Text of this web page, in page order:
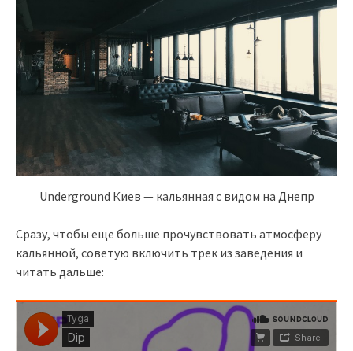
Underground Киев — кальянная с видом на Днепр
Сразу, чтобы еще больше прочувствовать атмосферу
кальянной, советую включить трек из заведения и
читать дальше: